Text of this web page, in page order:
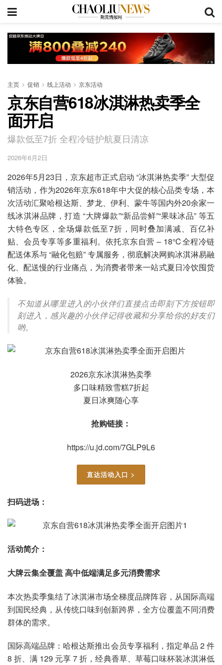
主页 促销 线上活动 京东活动
京东自营618冰淇淋热卖季全
面开启
爆款低至7折 全程冷链护航夏日清凉
2026年6月2日
2026年5月23日，京东超市正式启动 “冰淇淋热卖季” 大型促
销活动，作为2026年京东618年中大促的核心品类专场，本
次活动汇聚哈根达斯、梦龙、伊利、蒙牛等国内外20余家一
线冰淇淋品牌，打造 “大牌爆款”“新品尝鲜”“果味冰品” 等五
大特色专区，全场爆款低至7折，同时叠加满减、百亿补
贴、会员专享等多重福利。依托京东自营 – 18℃全程冷链
配送体系与 “融化包赔” 专属服务，彻底解决网购冰淇淋易融
化、配送慢的行业痛点，为消费者带来一站式夏日冷饮囤货
体验。
不知道从哪里进入的小伙伴们直接点击即刻下方按钮即
刻进入，感兴趣的小伙伴记得收藏和分享给你的好友们
哟。
2026京东冰淇淋热卖季
多口味精致雪糕7折起
夏日冰爽随心享
抢购链接：
https://u.jd.com/7GLP9L6
直达活动入口 >
扫码进场：
活动简介：
大牌云集全覆盖 高中低端满足多元消费需求
本次热卖季集结了冰淇淋市场全梯度品牌阵容，从国际高端
到国民经典，从传统口味到创新跨界，全方位覆盖不同消费
群体的需求。
国际高端品牌：哈根达斯推出会员专享福利，指定单品 2 件
8 折、满 129 元享 7 折，经典香草、草莓口味杯装冰淇淋低